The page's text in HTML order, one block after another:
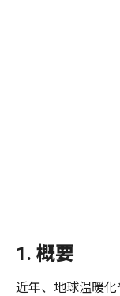
1. 概要
近年、地球温暖